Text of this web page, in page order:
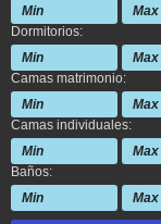
Dormitorios:
Camas matrimonio:
Camas individuales:
Baños: